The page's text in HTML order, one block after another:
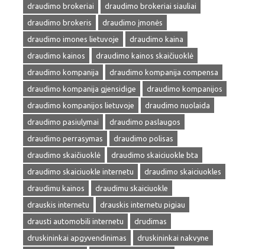
draudimo brokeriai
draudimo brokeriai siauliai
draudimo brokeris
draudimo įmonės
draudimo imones lietuvoje
draudimo kaina
draudimo kainos
draudimo kainos skaičiuoklė
draudimo kompanija
draudimo kompanija compensa
draudimo kompanija gjensidige
draudimo kompanijos
draudimo kompanijos lietuvoje
draudimo nuolaida
draudimo pasiulymai
draudimo paslaugos
draudimo perrasymas
draudimo polisas
draudimo skaičiuoklė
draudimo skaiciuokle bta
draudimo skaiciuokle internetu
draudimo skaiciuokles
draudimu kainos
draudimu skaiciuokle
drauskis internetu
drauskis internetu pigiau
drausti automobili internetu
drudimas
druskininkai apgyvendinimas
druskininkai nakvyne